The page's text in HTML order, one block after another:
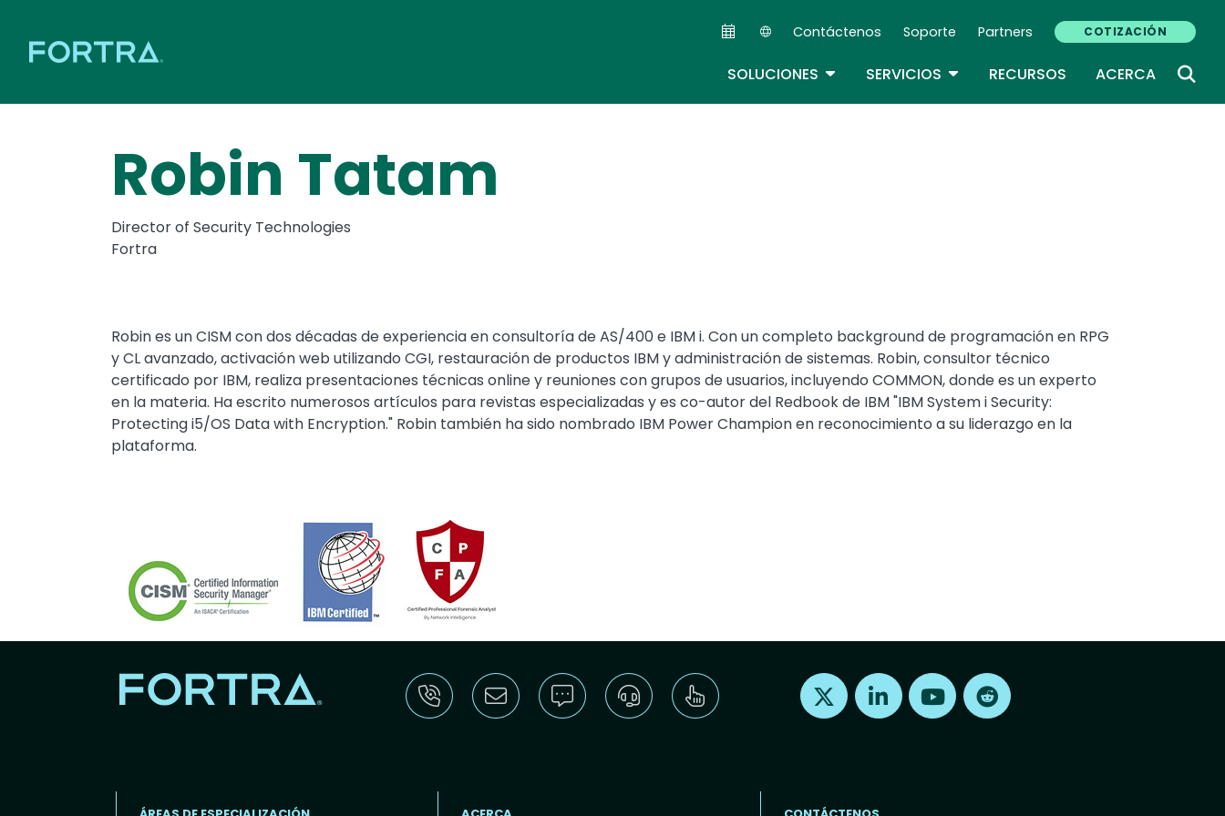
Secondary Navigation (ES)
Contáctenos Soporte Partners COTIZACIÓN
SOLUCIONES TOGGLE DROPDOWN
SERVICIOS TOGGLE DROPDOWN
RECURSOS ACERCA
Robin Tatam
Director of Security Technologies
Fortra
Robin es un CISM con dos décadas de experiencia en consultoría de AS/400 e IBM i. Con un completo background de programación en RPG
y CL avanzado, activación web utilizando CGI, restauración de productos IBM y administración de sistemas. Robin, consultor técnico
certificado por IBM, realiza presentaciones técnicas online y reuniones con grupos de usuarios, incluyendo COMMON, donde es un experto
en la materia. Ha escrito numerosos artículos para revistas especializadas y es co-autor del Redbook de IBM "IBM System i Security:
Protecting i5/OS Data with Encryption." Robin también ha sido nombrado IBM Power Champion en reconocimiento a su liderazgo en la
plataforma.
Find us on X Find us on LinkedInFind us on Youtube